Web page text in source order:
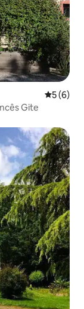
5 de
5 (6)
Gite